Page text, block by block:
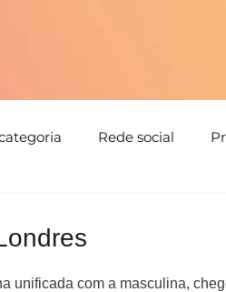
Rede social
parceria
unificada com a masculina,